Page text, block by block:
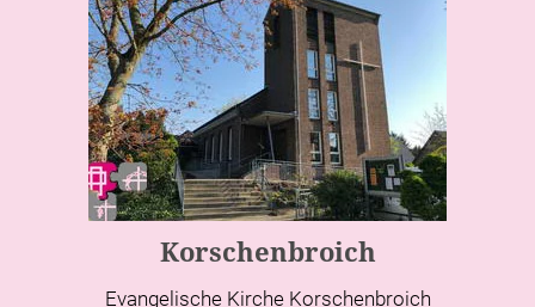
Korschenbroich
Evangelische Kirche Korschenbroich